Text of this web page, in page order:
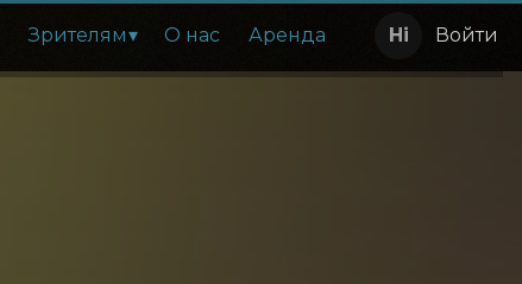
Зрителям О нас Аренда Войти